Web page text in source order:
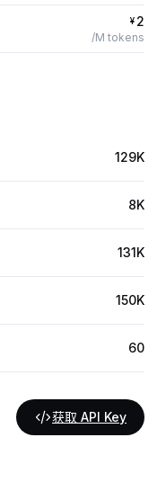
¥ 2
/M tokens
129K
8K
131K
150K
60
获取 API Key